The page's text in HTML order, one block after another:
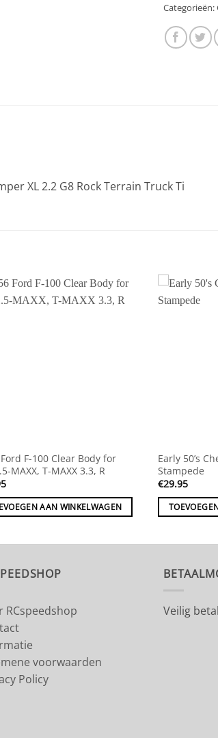
Categorieën:
XL 2.2 G8 Rock Terrain Truck Ti
F-100 Clear Body for
MAXX, T-MAXX 3.3, R
AAN WINKELWAGEN
Early 50’s
Stampede
€29.95
RCspeedshop
voorwaarden
Policy
Veilig